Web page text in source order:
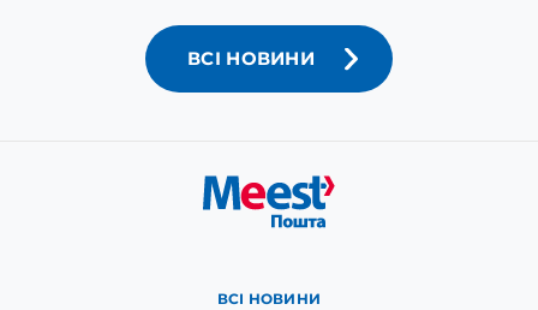
ВСІ НОВИНИ
ВСІ НОВИНИ